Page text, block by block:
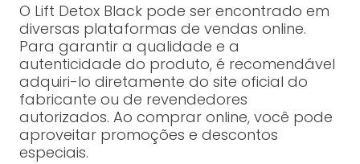
O Lift Detox Black pode ser encontrado em
diversas plataformas de vendas online.
Para garantir a qualidade e a
autenticidade do produto, é recomendável
adquiri-lo diretamente do site oficial do
fabricante ou de revendedores
autorizados. Ao comprar online, você pode
aproveitar promoções e descontos
especiais.